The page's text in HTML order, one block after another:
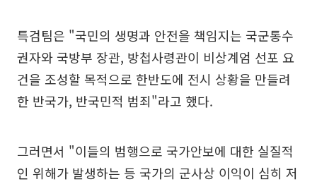
특검팀은 "국민의 생명과 안전을 책임지는 국군통수
권자와 국방부 장관, 방첩사령관이 비상계엄 선포 요
건을 조성할 목적으로 한반도에 전시 상황을 만들려
한 반국가, 반국민적 범죄"라고 했다.
그러면서 "이들의 범행으로 국가안보에 대한 실질적
인 위해가 발생하는 등 국가의 군사상 이익이 심히 저